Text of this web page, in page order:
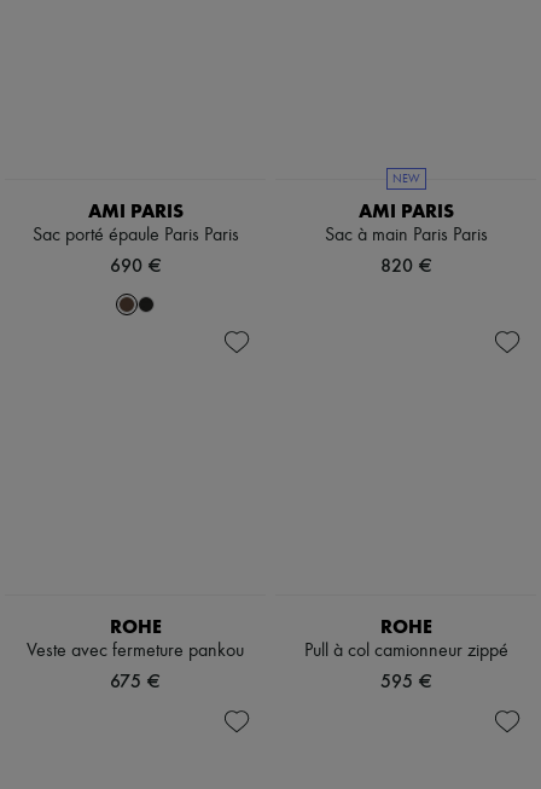
AMI PARIS
Sac porté épaule Paris Paris
690 €
NEW
AMI PARIS
Sac à main Paris Paris
820 €
ROHE
Veste avec fermeture pankou
675 €
ROHE
Pull à col camionneur zippé
595 €